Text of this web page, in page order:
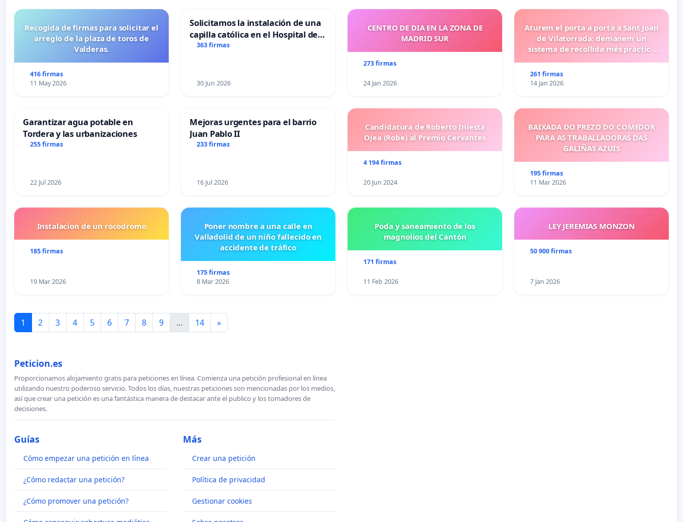
Recogida de firmas para solicitar el
arreglo de la plaza de toros de
Valderas.
416 firmas
11 May 2026
Solicitamos la instalación de una
capilla católica en el Hospital de
Alcañiz
363 firmas
30 Jun 2026
CENTRO DE DIA EN LA ZONA DE
MADRID SUR
273 firmas
24 Jan 2026
Aturem el porta a porta a Sant Joan
de Vilatorrada: demanem un
sistema de recollida més pràctic i
261 firmas
14 Jan 2026
Garantizar agua potable en
Tordera y las urbanizaciones
255 firmas
22 Jul 2026
Mejoras urgentes para el barrio
Juan Pablo II
233 firmas
16 Jul 2026
Candidatura de Roberto Iniesta
Ojea (Robe) al Premio Cervantes
4 194 firmas
20 Jun 2024
BAIXADA DO PREZO DO COMEDOR
PARA AS TRABALLADORAS DAS
GALIÑAS AZUIS
195 firmas
11 Mar 2026
Instalacion de un rocodromo
185 firmas
19 Mar 2026
Poner nombre a una calle en
Valladolid de un niño fallecido en
accidente de tráfico
175 firmas
8 Mar 2026
Poda y saneamiento de los
magnolios del Cantón
171 firmas
11 Feb 2026
LEY JEREMIAS MONZON
50 900 firmas
7 Jan 2026
1 2 3 4 5 6 7 8 9 ... 14 »
Peticion.es
Proporcionamos alojamiento gratis para peticiones en línea. Comienza una petición profesional en línea
utilizando nuestro poderoso servicio. Todos los días, nuestras peticiones son mencionadas por los medios,
así que crear una petición es una fantástica manera de destacar ante el publico y los tomadores de
decisiones.
Guías
Cómo empezar una petición en línea
¿Cómo redactar una petición?
¿Cómo promover una petición?
Más
Crear una petición
Política de privacidad
Gestionar cookies